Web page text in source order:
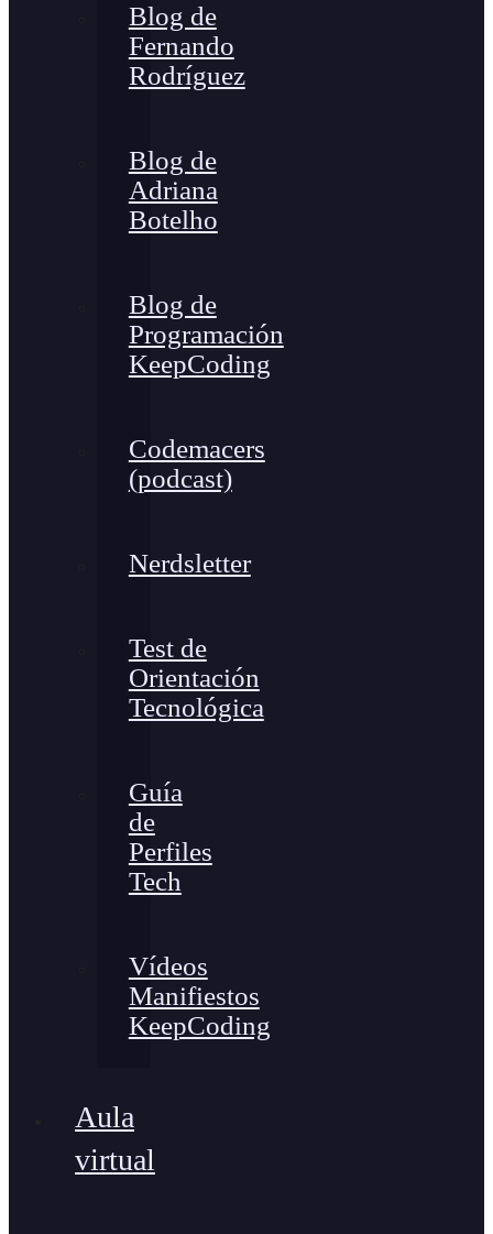
Blog de
Fernando
Rodríguez
Blog de
Adriana
Botelho
Blog de
Programación
KeepCoding
Codemacers
(podcast)
Nerdsletter
Test de
Orientación
Tecnológica
Guía
de
Perfiles
Tech
Vídeos
Manifiestos
KeepCoding
Aula
virtual